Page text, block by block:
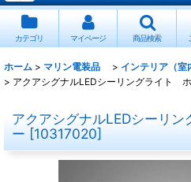
カテゴリ マイページ 商品検索
ホーム > マリン電装品 > インテリア（室
> アクアシグナルLEDシーリングライト
アクアシグナルLEDシーリ
ー [10317020]